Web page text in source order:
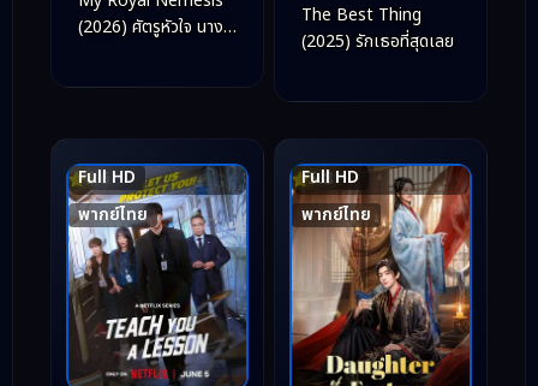
(2026) ศัตรูหัวใจ นาง
The Best Thing
(2025) รักเธอที่สุดเลย
Full HD
พากย์ไทย
8.6
Full HD
พากย์ไทย
5.8